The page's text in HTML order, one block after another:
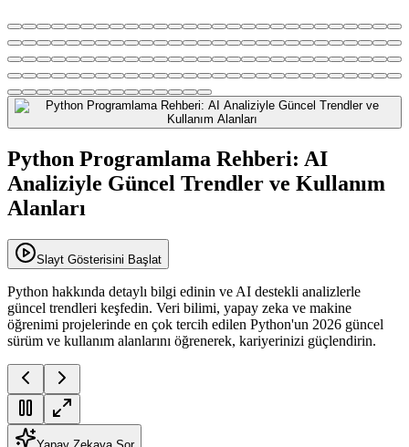
Python Programlama Rehberi: AI
Analiziyle Güncel Trendler ve Kullanım
Alanları
Slayt Gösterisini Başlat
Python hakkında detaylı bilgi edinin ve AI destekli analizlerle
güncel trendleri keşfedin. Veri bilimi, yapay zeka ve makine
öğrenimi projelerinde en çok tercih edilen Python'un 2026 güncel
sürüm ve kullanım alanlarını öğrenerek, kariyerinizi güçlendirin.